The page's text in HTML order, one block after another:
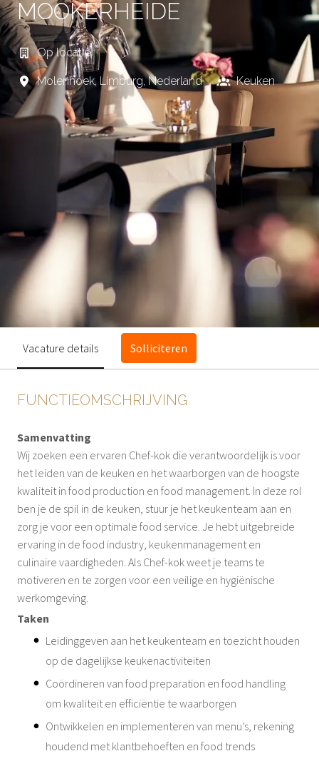
MOOKERHEIDE
Op locatie
Molenhoek, Limburg, Nederland Keuken
Vacature details Solliciteren
FUNCTIEOMSCHRIJVING
Samenvatting
Wij zoeken een ervaren Chef-kok die verantwoordelijk is voor
het leiden van de keuken en het waarborgen van de hoogste
kwaliteit in food production en food management. In deze rol
ben je de spil in de keuken, stuur je het keukenteam aan en
zorg je voor een optimale food service. Je hebt uitgebreide
ervaring in de food industry, keukenmanagement en
culinaire vaardigheden. Als Chef-kok weet je teams te
motiveren en te zorgen voor een veilige en hygiënische
werkomgeving.
Taken
Leidinggeven aan het keukenteam en toezicht houden
op de dagelijkse keukenactiviteiten
Coördineren van food preparation en food handling
om kwaliteit en efficiëntie te waarborgen
Ontwikkelen en implementeren van menu’s, rekening
houdend met klantbehoeften en food trends